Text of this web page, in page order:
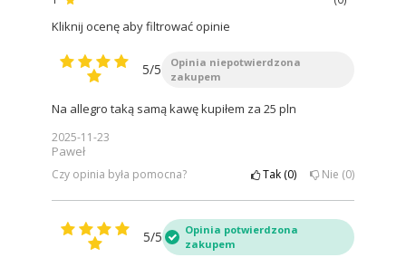
Kliknij ocenę aby filtrować opinie
5/5
Opinia niepotwierdzona
zakupem
Na allegro taką samą kawę kupiłem za 25 pln
2025-11-23
Paweł
Czy opinia była pomocna? Tak 0 Nie 0
5/5
Opinia potwierdzona
zakupem